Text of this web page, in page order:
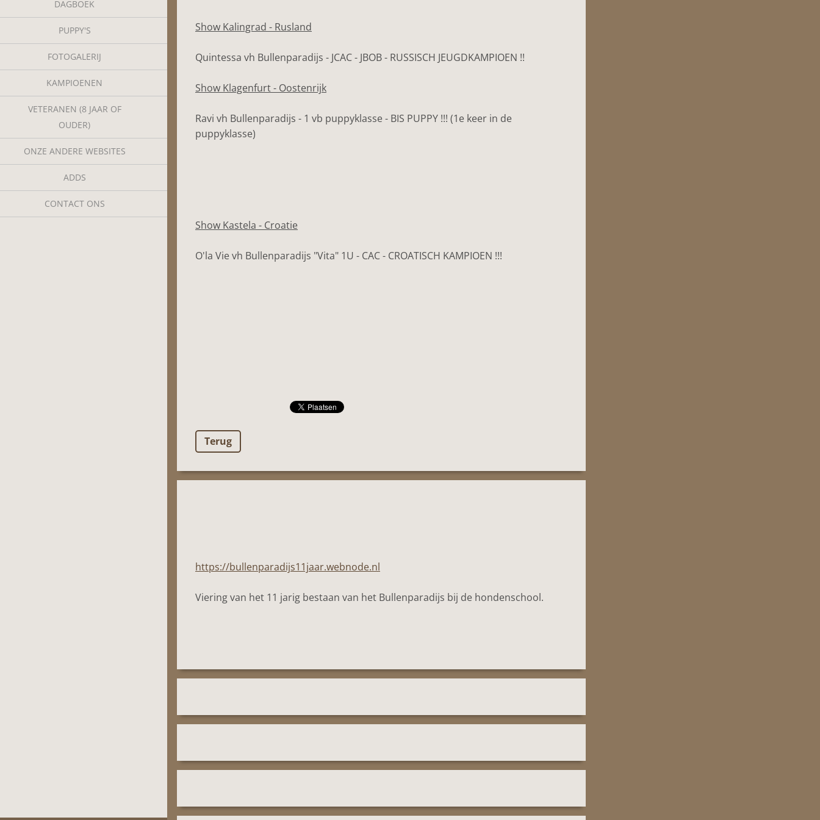
DAGBOEK
PUPPY'S
FOTOGALERIJ
KAMPIOENEN
VETERANEN (8 JAAR OF
OUDER)
ONZE ANDERE WEBSITES
ADDS
CONTACT ONS
Show Kalingrad - Rusland
Quintessa vh Bullenparadijs - JCAC - JBOB - RUSSISCH JEUGDKAMPIOEN !!
Show Klagenfurt - Oostenrijk
Ravi vh Bullenparadijs - 1 vb puppyklasse - BIS PUPPY !!! (1e keer in de
puppyklasse)
Show Kastela - Croatie
O'la Vie vh Bullenparadijs "Vita" 1U - CAC - CROATISCH KAMPIOEN !!!
Terug
https://bullenparadijs11jaar.webnode.nl
Viering van het 11 jarig bestaan van het Bullenparadijs bij de hondenschool.